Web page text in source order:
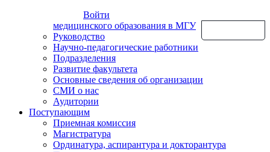
Войти
медицинского образования в МГУ
Руководство
Научно-педагогические работники
Подразделения
Развитие факультета
Основные сведения об организации
СМИ о нас
Аудитории
Поступающим
Приемная комиссия
Магистратура
Ординатура, аспирантура и докторантура